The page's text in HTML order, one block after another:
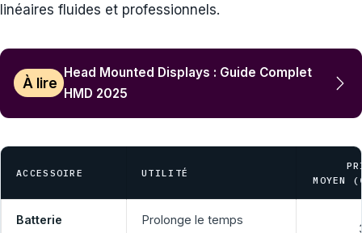
linéaires fluides et professionnels.
À lire
Head Mounted Displays : Guide Complet
HMD 2025
ACCESSOIRE UTILITÉ
MOYEN
Batterie
Prolonge le temps